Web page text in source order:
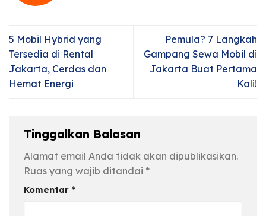
5 Mobil Hybrid yang
Tersedia di Rental
Jakarta, Cerdas dan
Hemat Energi
Pemula? 7 Langkah
Gampang Sewa Mobil di
Jakarta Buat Pertama
Kali!
Tinggalkan Balasan
Alamat email Anda tidak akan dipublikasikan.
Ruas yang wajib ditandai *
Komentar *